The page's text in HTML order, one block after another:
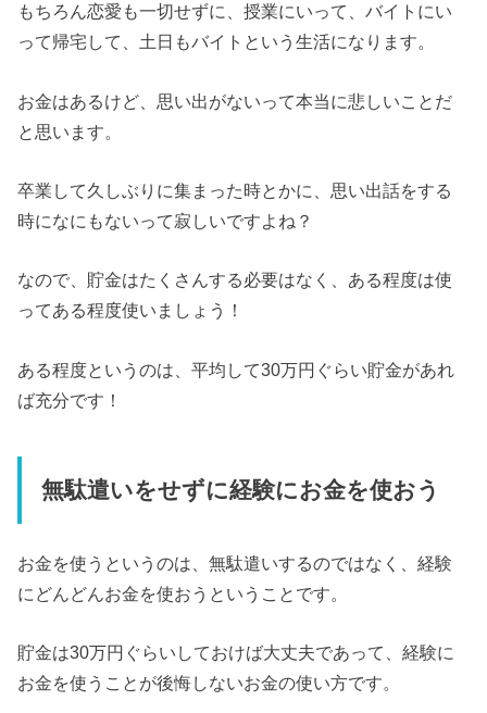
もちろん恋愛も一切せずに、授業にいって、バイトにい
って帰宅して、土日もバイトという生活になります。
お金はあるけど、思い出がないって本当に悲しいことだ
と思います。
卒業して久しぶりに集まった時とかに、思い出話をする
時になにもないって寂しいですよね？
なので、貯金はたくさんする必要はなく、ある程度は使
ってある程度使いましょう！
ある程度というのは、平均して30万円ぐらい貯金があれ
ば充分です！
無駄遣いをせずに経験にお金を使おう
お金を使うというのは、無駄遣いするのではなく、経験
にどんどんお金を使おうということです。
貯金は30万円ぐらいしておけば大丈夫であって、経験に
お金を使うことが後悔しないお金の使い方です。